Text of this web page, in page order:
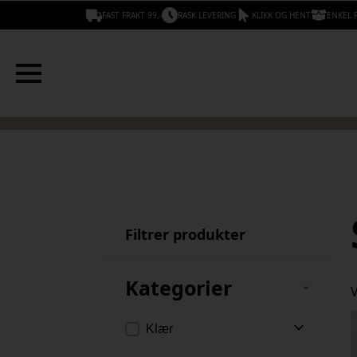
FAST FRAKT 99,- RASK LEVERING KLIKK OG HENT ENKEL
Filtrer produkter
Kategorier
Klær